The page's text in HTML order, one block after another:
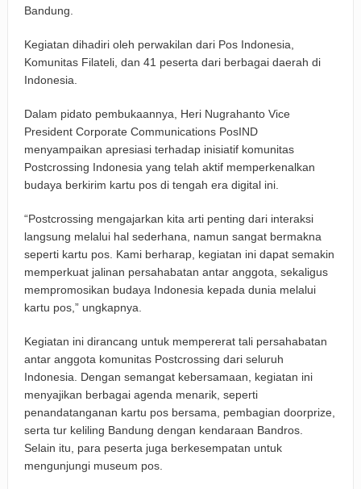
Bandung.
Kegiatan dihadiri oleh perwakilan dari Pos Indonesia,
Komunitas Filateli, dan 41 peserta dari berbagai daerah di
Indonesia.
Dalam pidato pembukaannya, Heri Nugrahanto Vice
President Corporate Communications PosIND
menyampaikan apresiasi terhadap inisiatif komunitas
Postcrossing Indonesia yang telah aktif memperkenalkan
budaya berkirim kartu pos di tengah era digital ini.
“Postcrossing mengajarkan kita arti penting dari interaksi
langsung melalui hal sederhana, namun sangat bermakna
seperti kartu pos. Kami berharap, kegiatan ini dapat semakin
memperkuat jalinan persahabatan antar anggota, sekaligus
mempromosikan budaya Indonesia kepada dunia melalui
kartu pos,” ungkapnya.
Kegiatan ini dirancang untuk mempererat tali persahabatan
antar anggota komunitas Postcrossing dari seluruh
Indonesia. Dengan semangat kebersamaan, kegiatan ini
menyajikan berbagai agenda menarik, seperti
penandatanganan kartu pos bersama, pembagian doorprize,
serta tur keliling Bandung dengan kendaraan Bandros.
Selain itu, para peserta juga berkesempatan untuk
mengunjungi museum pos.